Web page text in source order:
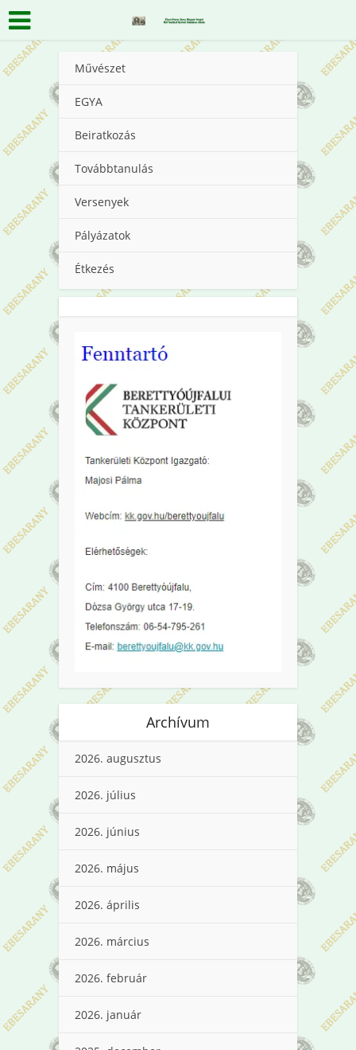
Művészet
EGYA
Beiratkozás
Továbbtanulás
Versenyek
Pályázatok
Étkezés
Archívum
2026. augusztus
2026. július
2026. június
2026. május
2026. április
2026. március
2026. február
2026. január